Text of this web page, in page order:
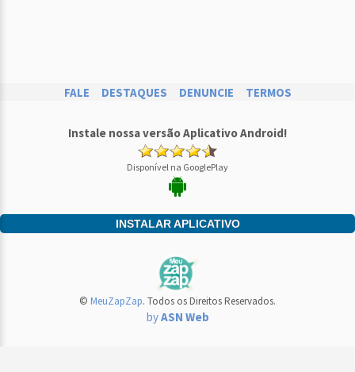
FALE DESTAQUES DENUNCIE TERMOS
Instale nossa versão Aplicativo Android!
Disponível na GooglePlay
INSTALAR APLICATIVO
© MeuZapZap. Todos os Direitos Reservados.
byASN Web